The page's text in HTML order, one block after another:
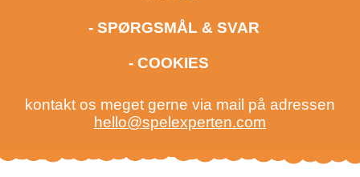
- SPØRGSMÅL & SVAR
- COOKIES
kontakt os meget gerne via mail på adressen
hello@spelexperten.com